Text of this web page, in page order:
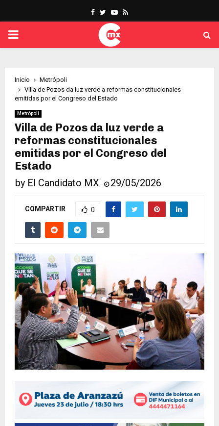
Facebook
Twitter
Youtube
Rss
PRIMARY
Inicio
Metrópoli
Villa de Pozos da luz verde a reformas constitucionales
emitidas por el Congreso del Estado
Metrópoli
Villa de Pozos da luz verde a
reformas constitucionales
emitidas por el Congreso del
Estado
by El Candidato MX 29/05/2026
COMPARTIR 0